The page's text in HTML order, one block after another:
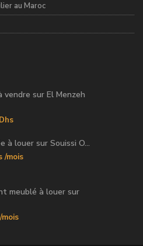
au Maroc
vendre sur El Menzeh
à louer sur Souissi O...
/mois
meublé à louer sur
/mois